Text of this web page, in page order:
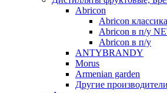
Abricon
Abricon классика
Abricon в п/у
Abricon в п/у
ANTYBRANDY
Morus
Armenian garden
Другие